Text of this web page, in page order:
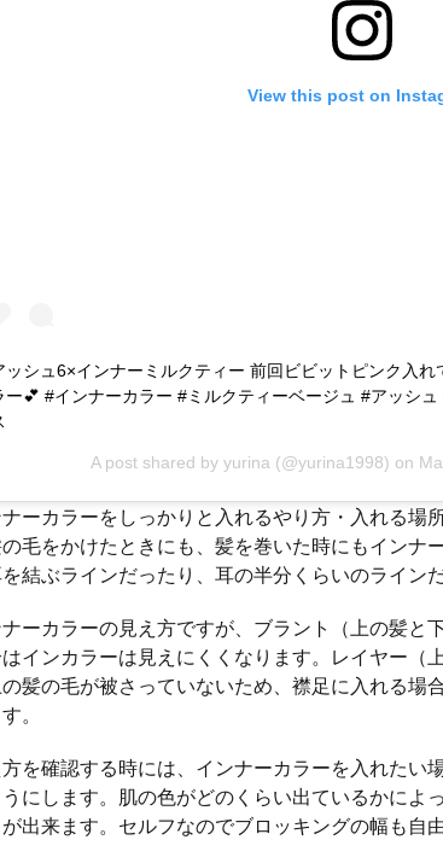
View this post on
ッシュ6×インナーミルクティー 前回ビビットピンク入
ー💕 #インナーカラー #ミルクティーベージュ #アッシ
A post shared by yurina (@yurina1998) on
ーカラーをしっかりと入れるやり方・入れる場
毛をかけたときにも、髪を巻いた時にもインナ
結ぶラインだったり、耳の半分くらいのライン
ーカラーの見え方ですが、ブラント（上の髪と
インカラーは見えにくくなります。レイヤー（
髪の毛が被さっていないため、襟足に入れる場
。
方を確認する時には、インナーカラーを入れたい
うにします。肌の色がどのくらい出ているかによ
出来ます。セルフなのでブロッキングの幅も自